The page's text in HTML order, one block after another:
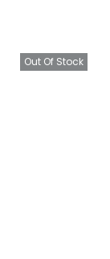
Out Of Stock